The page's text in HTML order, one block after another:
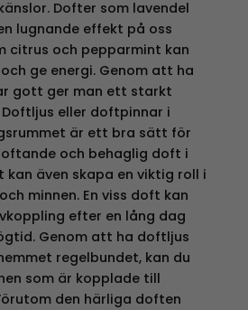
Dofter som lavendel
lugnande effekt på oss
citrus och pepparmint kan
ge energi. Genom att ha
gott ger man ett starkt
eller doftpinnar i
är ett bra sätt för
och behaglig doft i
kan även skapa en viktig roll i
minnen. En viss doft kan
efter en lång dag
Genom att ha doftljus
regelbundet, kan du
som är kopplade till
den härliga doften